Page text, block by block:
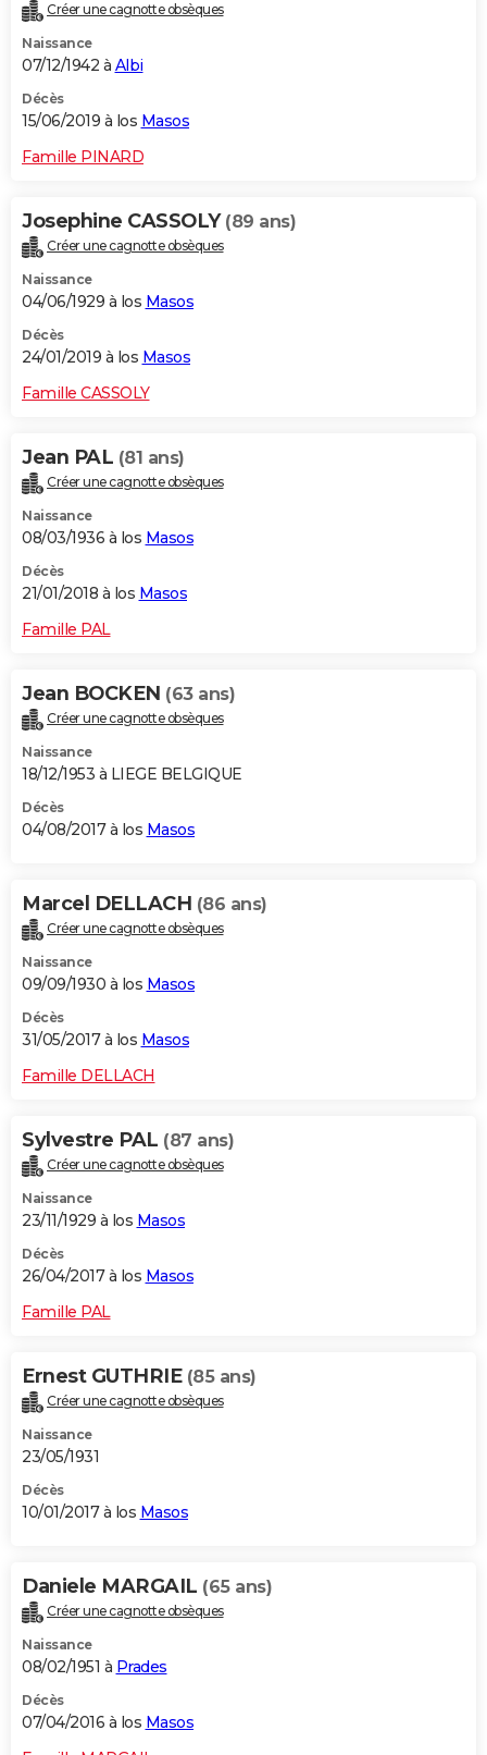
Créer une cagnotte obsèques
Naissance
07/12/1942 à Albi
Décès
15/06/2019 à los Masos
Famille PINARD
Josephine CASSOLY (89 ans)
Créer une cagnotte obsèques
Naissance
04/06/1929 à los Masos
Décès
24/01/2019 à los Masos
Famille CASSOLY
Jean PAL (81 ans)
Créer une cagnotte obsèques
Naissance
08/03/1936 à los Masos
Décès
21/01/2018 à los Masos
Famille PAL
Jean BOCKEN (63 ans)
Créer une cagnotte obsèques
Naissance
18/12/1953 à LIEGE BELGIQUE
Décès
04/08/2017 à los Masos
Marcel DELLACH (86 ans)
Créer une cagnotte obsèques
Naissance
09/09/1930 à los Masos
Décès
31/05/2017 à los Masos
Famille DELLACH
Sylvestre PAL (87 ans)
Créer une cagnotte obsèques
Naissance
23/11/1929 à los Masos
Décès
26/04/2017 à los Masos
Famille PAL
Ernest GUTHRIE (85 ans)
Créer une cagnotte obsèques
Naissance
23/05/1931
Décès
10/01/2017 à los Masos
Daniele MARGAIL (65 ans)
Créer une cagnotte obsèques
Naissance
08/02/1951 à Prades
Décès
07/04/2016 à los Masos